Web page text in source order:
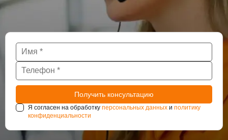
Я согласен на обработку персональных данных и политику
конфиденциальности